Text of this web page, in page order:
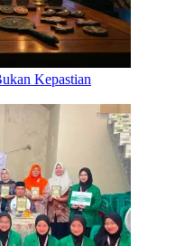
Kepastian